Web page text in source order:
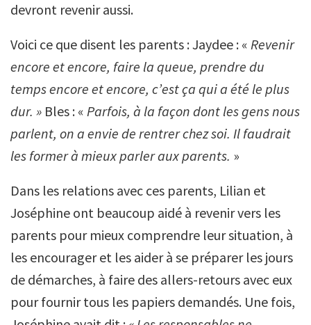
devront revenir aussi.
Voici ce que disent les parents : Jaydee : « Revenir
encore et encore, faire la queue, prendre du
temps encore et encore, c’est ça qui a été le plus
dur. » Bles : « Parfois, à la façon dont les gens nous
parlent, on a envie de rentrer chez soi. Il faudrait
les former à mieux parler aux parents. »
Dans les relations avec ces parents, Lilian et
Joséphine ont beaucoup aidé à revenir vers les
parents pour mieux comprendre leur situation, à
les encourager et les aider à se préparer les jours
de démarches, à faire des allers-retours avec eux
pour fournir tous les papiers demandés. Une fois,